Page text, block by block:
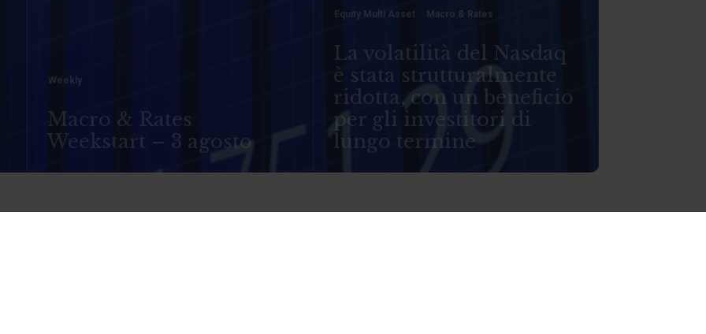
Weekly
Macro & Rates
Weekstart – 3 agosto
Equity Multi Asset Macro & Rates
La volatilità del Nasdaq
è stata strutturalmente
ridotta, con un beneficio
per gli investitori di
lungo termine